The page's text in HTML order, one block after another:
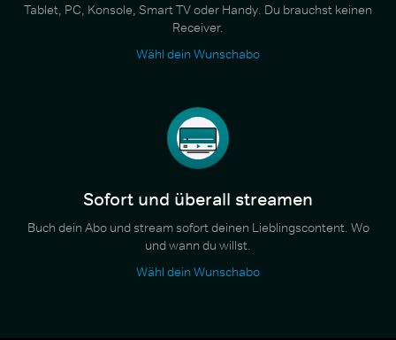
Tablet, PC, Konsole, Smart TV oder Handy. Du brauchst keinen
Receiver.
Wähl dein Wunschabo
Sofort und überall streamen
Buch dein Abo und stream sofort deinen Lieblingscontent. Wo
und wann du willst.
Wähl dein Wunschabo